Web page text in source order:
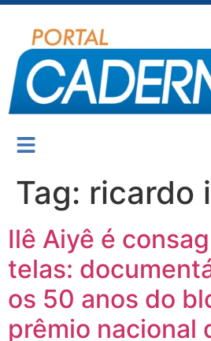
Tag: ricardo
Ilê Aiyê é
telas:
os 50 anos do
prêmio nacional